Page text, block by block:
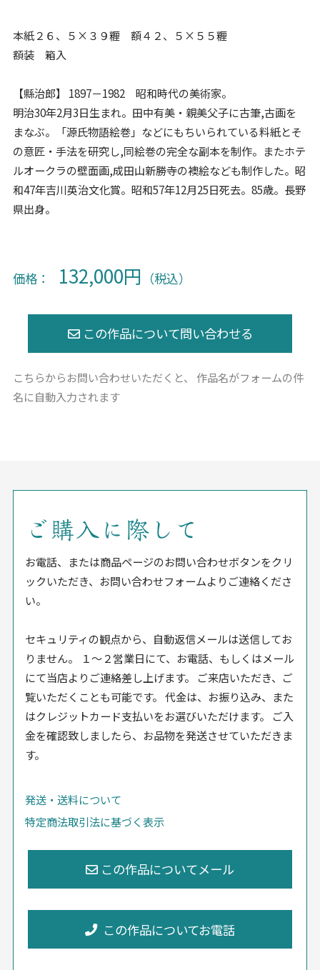
本紙２６、５×３９糎 額４２、５×５５糎
額装 箱入
【縣治郎】 1897－1982 昭和時代の美術家。
明治30年2月3日生まれ。田中有美・親美父子に古筆,古画を
まなぶ。「源氏物語絵巻」などにもちいられている料紙とそ
の意匠・手法を研究し,同絵巻の完全な副本を制作。またホテ
ルオークラの壁面画,成田山新勝寺の襖絵なども制作した。昭
和47年吉川英治文化賞。昭和57年12月25日死去。85歳。長野
県出身。
価格： 132,000円 （税込）
こちらからお問い合わせいただくと、
作品名がフォームの件
名に自動入力されます
ご購入に際して
お電話、または商品ページのお問い合わせボタンをクリ
ックいただき、お問い合わせフォームよりご連絡くださ
い。
セキュリティの観点から、自動返信メールは送信してお
りません。 １〜２営業日にて、お電話、もしくはメール
にて当店よりご連絡差し上げます。 ご来店いただき、ご
覧いただくことも可能です。 代金は、お振り込み、また
はクレジットカード支払いをお選びいただけます。 ご入
金を確認致しましたら、お品物を発送させていただきま
す。
発送・送料について
特定商法取引法に基づく表示
この作品についてお電話